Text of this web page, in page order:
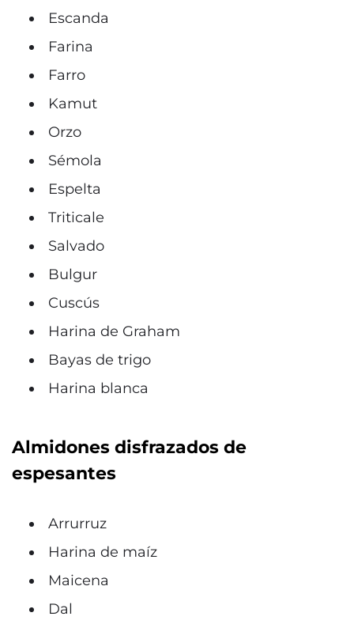
Escanda
Farina
Farro
Kamut
Orzo
Sémola
Espelta
Triticale
Salvado
Bulgur
Cuscús
Harina de Graham
Bayas de trigo
Harina blanca
Almidones disfrazados de
espesantes
Arrurruz
Harina de maíz
Maicena
Dal